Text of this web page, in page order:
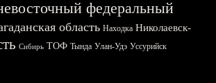
федеральный
область Находка Николаевск-
Сибирь ТОФ Тында Улан-Удэ Уссурийск